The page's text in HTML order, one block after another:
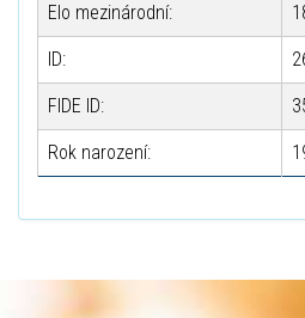
Elo mezinárodní:
ID:
FIDE ID:
Rok narození: